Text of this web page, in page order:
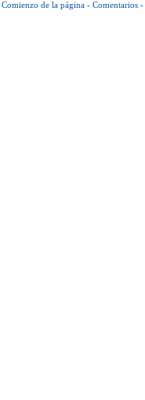
Comienzo de la página - Comentarios -